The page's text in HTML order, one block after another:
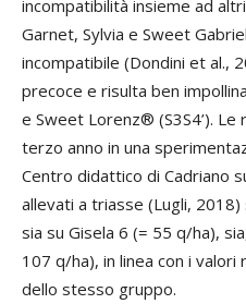
incompatibilità insieme ad
Garnet, Sylvia e Sweet
incompatibile (Dondini et al.,
precoce e risulta ben
e Sweet Lorenz® (S3S4’).
terzo anno in una
Centro didattico di Cadriano
allevati a triasse (Lugli,
sia su Gisela 6 (= 55 q/ha),
107 q/ha), in linea con i
dello stesso gruppo.